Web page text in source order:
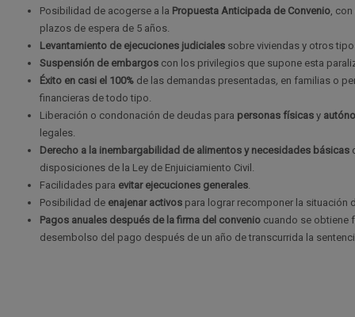
Posibilidad de acogerse a la Propuesta Anticipada de Convenio,
plazos de espera de 5 años.
Levantamiento de ejecuciones judiciales sobre viviendas y otros
Suspensión de embargos con los privilegios que supone esta
Éxito en casi el 100% de las demandas presentadas, en familias o
financieras de todo tipo.
Liberación o condonación de deudas para personas físicas y
legales.
Derecho a la inembargabilidad de alimentos y necesidades básicas
disposiciones de la Ley de Enjuiciamiento Civil.
Facilidades para evitar ejecuciones generales.
Posibilidad de enajenar activos para lograr recomponer la situación
Pagos anuales después de la firma del convenio cuando se obtiene
desembolso del pago después de un año de transcurrida la